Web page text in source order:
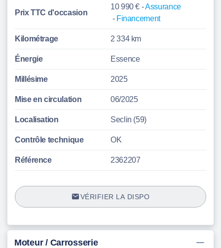
Prix TTC d'occasion
10 990 € -Assurance
- Financement
Kilométrage 2 334 km
Énergie Essence
Millésime 2025
Mise en circulation 06/2025
Localisation Seclin (59)
Contrôle technique OK
Référence 2362207
VÉRIFIER LA DISPO
Moteur / Carrosserie